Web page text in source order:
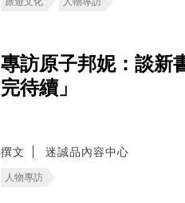
專訪原子邦妮：談新
完待續」
撰文 迷誠品內容中心
人物專訪